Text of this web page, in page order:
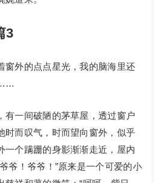
3
外的点点星光，我的脑海里还
……
一间破陋的茅草屋，透过窗户
时而叹气，时而望向窗外，似乎
一个蹒跚的身影渐渐走近，屋内
爷！爷爷！”原来是一个可爱的小